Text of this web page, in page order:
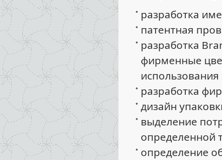
разработка
патентная
разработка
фирменные
разработка
дизайн
выделение
определенной
определение